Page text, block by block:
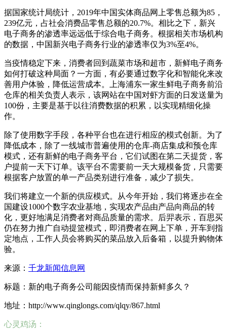
据国家统计局统计，2019年中国实体商品网上零售总额为85，
239亿元，占社会消费品零售总额的20.7%。相比之下，新兴
电子商务的渗透率远远低于综合电子商务。根据相关市场机构
的数据，中国新兴电子商务行业的渗透率仅为3%至4%。
当疫情稳定下来，消费者回到蔬菜市场和超市，新鲜电子商务
如何打破这种局面？一方面，有必要通过数字化和智能化来改
善用户体验，降低运营成本。上海浦东一家生鲜电子商务前沿
仓库的相关负责人表示，该网站在中国对虾方面的日发送量为
100份，主要是基于以往消费数据的积累，以实现精细化操
作。
除了使用数字手段，各种平台也在进行相应的模式创新。为了
降低成本，除了一线城市普遍使用的仓库-商店集成和预仓库
模式，还有新鲜的电子商务平台，它们试图在第二天提货，客
户提前一天下订单。该平台不需要前一天大规模备货，只需要
根据客户放置的单一产品类别进行准备，减少了损失。
我们将建立一个新的供应模式。从今年开始，我们将逐步在全
国建设1000个数字农业基地，实现农产品由产品向商品的转
化，更好地满足消费者对商品质量的需求。后羿表示，百思买
仍在努力推广自动提篮模式，即消费者在网上下单，开车到指
定地点，工作人员会将购买的菜品放入后备箱，以提升购物体
验。
来源： 千龙新闻信息网
标题：新的电子商务公司能因疫情而保持新鲜多久？
地址：http://www.qinglongs.com/qlqy/867.html
心灵鸡汤：